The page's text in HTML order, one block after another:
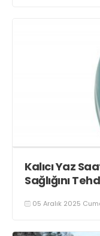
Kalıcı Yaz
Sağlığını
05 Aralık 2025